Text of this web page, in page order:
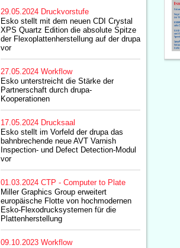
29.05.2024 Druckvorstufe
Esko stellt mit dem neuen CDI Crystal
XPS Quartz Edition die absolute Spitze
der Flexoplattenherstellung auf der drupa
vor
27.05.2024 Workflow
Esko unterstreicht die Stärke der
Partnerschaft durch drupa-
Kooperationen
17.05.2024 Drucksaal
Esko stellt im Vorfeld der drupa das
bahnbrechende neue AVT Varnish
Inspection- und Defect Detection-Modul
vor
01.03.2024 CTP - Computer to Plate
Miller Graphics Group erweitert
europäische Flotte von hochmodernen
Esko-Flexodrucksystemen für die
Plattenherstellung
09.10.2023 Workflow